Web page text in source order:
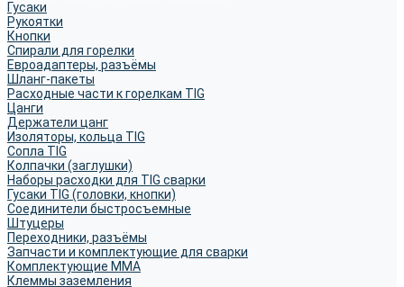
Гусаки
Рукоятки
Кнопки
Спирали для горелки
Евроадаптеры, разъёмы
Шланг-пакеты
Расходные части к горелкам TIG
Цанги
Держатели цанг
Изоляторы, кольца TIG
Сопла TIG
Колпачки (заглушки)
Наборы расходки для TIG сварки
Гусаки TIG (головки, кнопки)
Соединители быстросъемные
Штуцеры
Переходники, разъёмы
Запчасти и комплектующие для сварки
Комплектующие ММА
Клеммы заземления